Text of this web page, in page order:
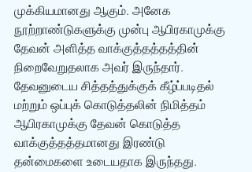
முக்கியமானது ஆகும். அனேக
நூற்றாண்டுகளுக்கு முன்பு ஆபிரகாமுக்கு
தேவன் அளித்த வாக்குத்தத்தத்தின்
நிறைவேறுதலாக அவர் இருந்தார்.
தேவனுடைய சித்தத்துக்குக் கீழ்ப்படிதல்
மற்றும் ஒப்புக் கொடுத்தலின் நிமித்தம்
ஆபிரகாமுக்கு தேவன் கொடுத்த
வாக்குத்தத்தமானது இரண்டு
தன்மைகளை உடையதாக இருந்தது.